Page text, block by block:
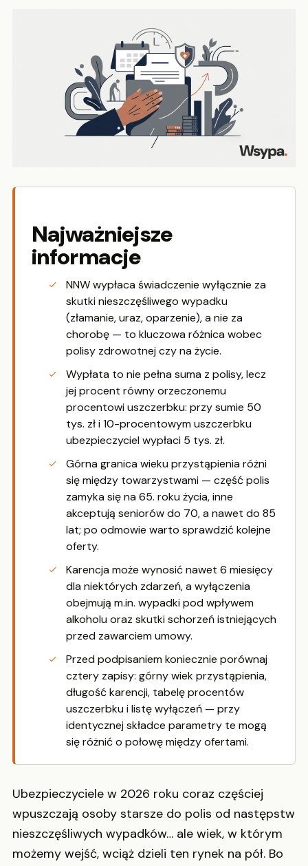
Najważniejsze
informacje
NNW wypłaca świadczenie wyłącznie za
skutki nieszczęśliwego wypadku
(złamanie, uraz, oparzenie), a nie za
chorobę — to kluczowa różnica wobec
polisy zdrowotnej czy na życie.
Wypłata to nie pełna suma z polisy, lecz
jej procent równy orzeczonemu
procentowi uszczerbku: przy sumie 50
tys. zł i 10-procentowym uszczerbku
ubezpieczyciel wypłaci 5 tys. zł.
Górna granica wieku przystąpienia różni
się między towarzystwami — część polis
zamyka się na 65. roku życia, inne
akceptują seniorów do 70, a nawet do 85
lat; po odmowie warto sprawdzić kolejne
oferty.
Karencja może wynosić nawet 6 miesięcy
dla niektórych zdarzeń, a wyłączenia
obejmują m.in. wypadki pod wpływem
alkoholu oraz skutki schorzeń istniejących
przed zawarciem umowy.
Przed podpisaniem koniecznie porównaj
cztery zapisy: górny wiek przystąpienia,
długość karencji, tabelę procentów
uszczerbku i listę wyłączeń — przy
identycznej składce parametry te mogą
się różnić o połowę między ofertami.
Ubezpieczyciele w 2026 roku coraz częściej
wpuszczają osoby starsze do polis od następstw
nieszczęśliwych wypadków… ale wiek, w którym
możemy wejść, wciąż dzieli ten rynek na pół. Bo